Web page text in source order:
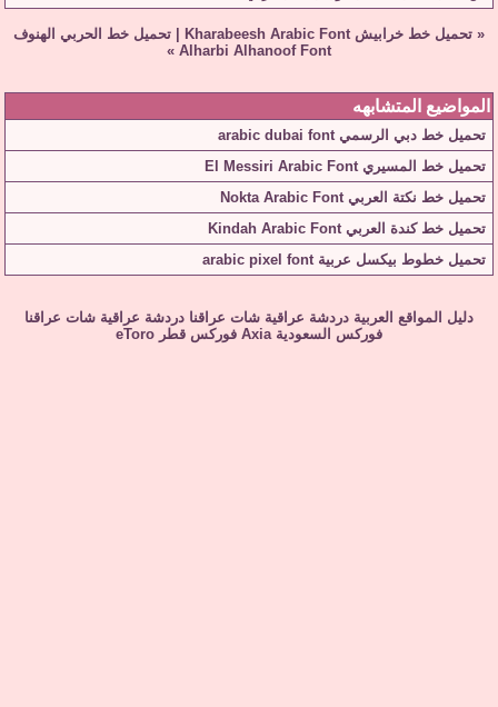
« تحميل خط خرابيش Kharabeesh Arabic Font
تحميل خط الحربي الهنوف
Alharbi Alhanoof Font
»
المواضيع المتشابهه
تحميل خط دبي الرسمي arabic dubai font
تحميل خط المسيري El Messiri Arabic Font
تحميل خط نكتة العربي Nokta Arabic Font
تحميل خط كندة العربي Kindah Arabic Font
تحميل خطوط بيكسل عربية arabic pixel font
دليل المواقع العربية دردشة عراقية شات عراقنا دردشة عراقية شات عراقنا
فوركس السعودية Axia فوركس قطر eToro